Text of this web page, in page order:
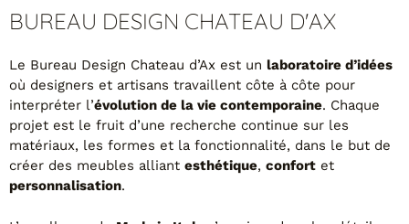
PAR FORME
BUREAU DESIGN CHATEAU D'AX
Le Bureau Design Chateau d’Ax est un laboratoire d’idées
où designers et artisans travaillent côte à côte pour
interpréter l’évolution de la vie contemporaine. Chaque
projet est le fruit d’une recherche continue sur les
matériaux, les formes et la fonctionnalité, dans le but de
créer des meubles alliant esthétique, confort et
personnalisation.